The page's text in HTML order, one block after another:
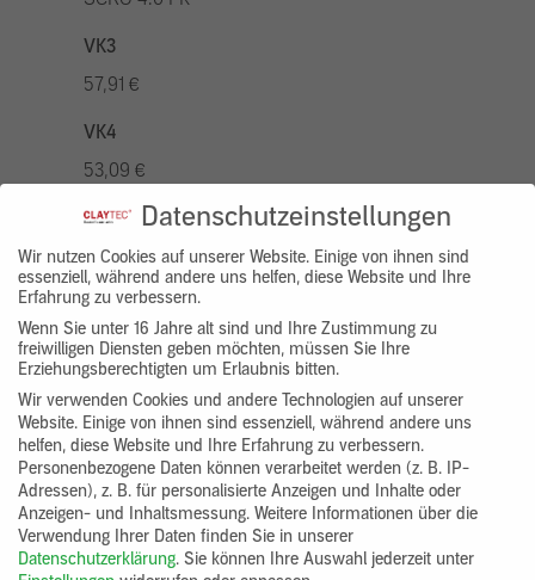
VK3
57,91 €
VK4
53,09 €
VK5
67,56 €
VK7
48,26 €
Gruppenprodukt
clayfix_lehm_anstrich
Datenschutzeinstellungen
Wir nutzen Cookies auf unserer Website. Einige von ihnen sind
essenziell, während andere uns helfen, diese Website und Ihre
Erfahrung zu verbessern.
Wenn Sie unter 16 Jahre alt sind und Ihre Zustimmung zu
freiwilligen Diensten geben möchten, müssen Sie Ihre
Erziehungsberechtigten um Erlaubnis bitten.
Wir verwenden Cookies und andere Technologien auf unserer
Website. Einige von ihnen sind essenziell, während andere uns
helfen, diese Website und Ihre Erfahrung zu verbessern.
Personenbezogene Daten können verarbeitet werden (z. B. IP-
Adressen), z. B. für personalisierte Anzeigen und Inhalte oder
Anzeigen- und Inhaltsmessung. Weitere Informationen über die
Verwendung Ihrer Daten finden Sie in unserer
Datenschutzerklärung. Sie können Ihre Auswahl jederzeit unter